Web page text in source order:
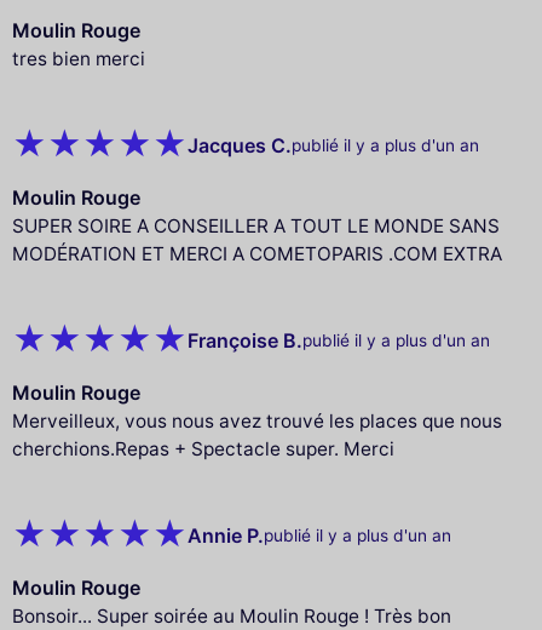
Moulin Rouge
tres bien merci
Jacques C.publié il y a plus d'un an
Moulin Rouge
SUPER SOIRE A CONSEILLER A TOUT LE MONDE SANS
MODÉRATION ET MERCI A COMETOPARIS .COM EXTRA
Françoise B.publié il y a plus d'un an
Moulin Rouge
Merveilleux, vous nous avez trouvé les places que nous
cherchions.Repas + Spectacle super. Merci
Annie P.publié il y a plus d'un an
Moulin Rouge
Bonsoir... Super soirée au Moulin Rouge ! Très bon